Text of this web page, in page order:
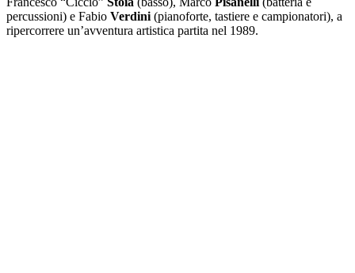
percussioni) e Fabio Verdini (pianoforte, tastiere e campionatori), a
ripercorrere un’avventura artistica partita nel 1989.